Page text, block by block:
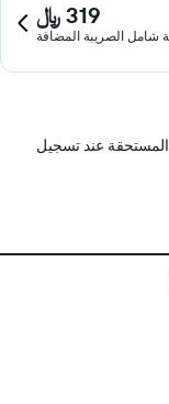
319 ﷼
شامل الصريبة المضافة
عند تسجيل